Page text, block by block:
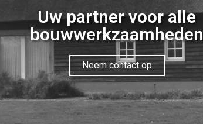
Uw partner voor alle
bouwwerkzaamheden
Neem contact op